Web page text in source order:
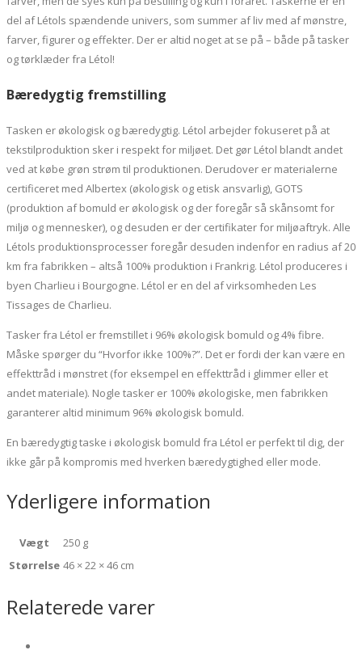
del af Létols spændende univers, som summer af liv med af mønstre,
farver, figurer og effekter. Der er altid noget at se på – både på tasker
og tørklæder fra Létol!
Bæredygtig fremstilling
Tasken er økologisk og bæredygtig. Létol arbejder fokuseret på at
tekstilproduktion sker i respekt for miljøet. Det gør Létol blandt andet
ved at købe grøn strøm til produktionen. Derudover er materialerne
certificeret med Albertex (økologisk og etisk ansvarlig), GOTS
(produktion af bomuld er økologisk og der foregår så skånsomt for
miljø og mennesker), og desuden er der certifikater for miljøaftryk. Alle
Létols produktionsprocesser foregår desuden indenfor en radius af 20
km fra fabrikken – altså 100% produktion i Frankrig. Létol produceres i
byen Charlieu i Bourgogne. Létol er en del af virksomheden Les
Tissages de Charlieu.
Tasker fra Létol er fremstillet i 96% økologisk bomuld og 4% fibre.
Måske spørger du “Hvorfor ikke 100%?”. Det er fordi der kan være en
effekttråd i mønstret (for eksempel en effekttråd i glimmer eller et
andet materiale). Nogle tasker er 100% økologiske, men fabrikken
garanterer altid minimum 96% økologisk bomuld.
En bæredygtig taske i økologisk bomuld fra Létol er perfekt til dig, der
ikke går på kompromis med hverken bæredygtighed eller mode.
Yderligere information
Vægt
250 g
Størrelse 46 × 22 × 46 cm
Relaterede varer